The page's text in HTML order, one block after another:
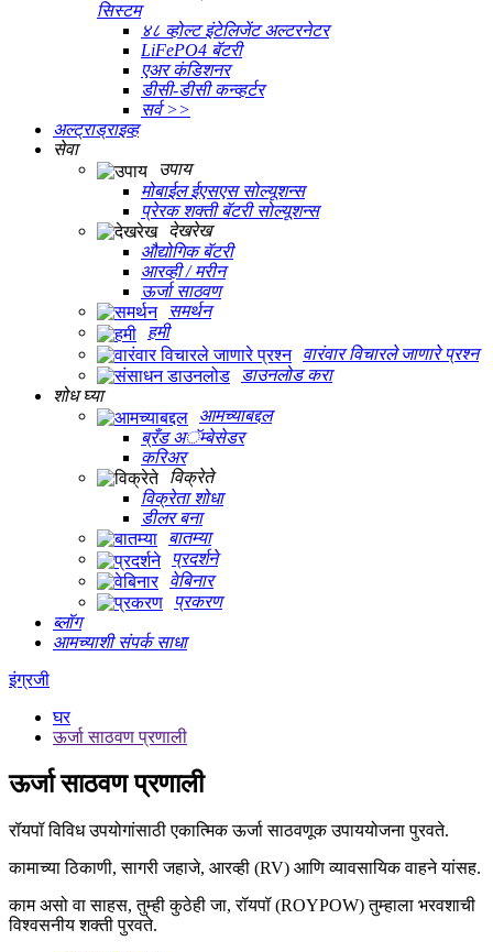
सिस्टम
४८ व्होल्ट इंटेलिजेंट अल्टरनेटर
LiFePO4 बॅटरी
एअर कंडिशनर
डीसी-डीसी कन्व्हर्टर
सर्व >>
अल्ट्राड्राइव्ह
सेवा
उपाय
मोबाईल ईएसएस सोल्यूशन्स
प्रेरक शक्ती बॅटरी सोल्यूशन्स
देखरेख
औद्योगिक बॅटरी
आरव्ही / मरीन
ऊर्जा साठवण
समर्थन
हमी
वारंवार विचारले जाणारे प्रश्न
डाउनलोड करा
शोध घ्या
आमच्याबद्दल
ब्रँड अॅम्बेसेडर
करिअर
विक्रेते
विक्रेता शोधा
डीलर बना
बातम्या
प्रदर्शने
वेबिनार
प्रकरण
ब्लॉग
आमच्याशी संपर्क साधा
इंग्रजी
घर
ऊर्जा साठवण प्रणाली
ऊर्जा साठवण प्रणाली
रॉयपॉ विविध उपयोगांसाठी एकात्मिक ऊर्जा साठवणूक उपाययोजना पुरवते.
कामाच्या ठिकाणी, सागरी जहाजे, आरव्ही (RV) आणि व्यावसायिक वाहने यांसह.
काम असो वा साहस, तुम्ही कुठेही जा, रॉयपॉ (ROYPOW) तुम्हाला भरवशाची
विश्वसनीय शक्ती पुरवते.